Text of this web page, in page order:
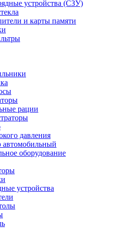
устройства (СЗУ)
и карты памяти
рации
давления
автомобильный
оборудование
устройства